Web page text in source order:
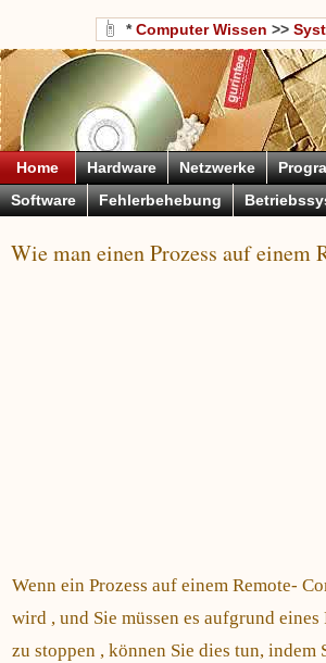
*Computer Wissen >>
Home Hardware Netzwerke
Software
Fehlerbehebung
Wie man einen Prozess auf einem
Wenn ein Prozess auf einem Remote-
wird , und Sie müssen es aufgrund
zu stoppen , können Sie dies tun, indem